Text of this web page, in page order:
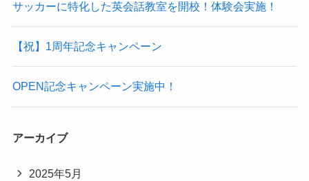
サッカーに特化した英会話教室を開校！体験会実施！
【祝】1周年記念キャンペーン
OPEN記念キャンペーン実施中！
アーカイブ
2025年5月